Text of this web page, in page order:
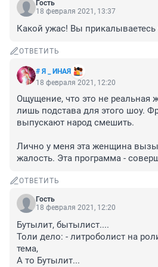
Гость
18 февраля 2021, 13:37
Какой ужас! Вы прикалываетесь
ОТВЕТИТЬ
# Я _ ИНАЯ
18 февраля 2021, 12:20
Ощущение, что это не реальная
лишь подстава для этого шоу.
выпускают народ смешить.
Лично у меня эта женщина
жалость. Эта программа -
ОТВЕТИТЬ
Гость
18 февраля 2021, 12:20
Бутылит, бытылист....
Толи дело: - литроболист на
тема,
А то Бутылит...